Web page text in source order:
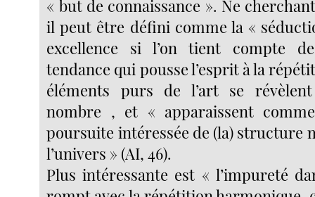
« but de connaissance ». Ne
il peut être défini comme la «
excellence si l’on tient compte
tendance qui pousse l’esprit à la
éléments purs de l’art se
nombre , et « apparaissent
poursuite intéressée de (la) structure
l’univers » (AI, 46).
Plus intéressante est « l’impureté